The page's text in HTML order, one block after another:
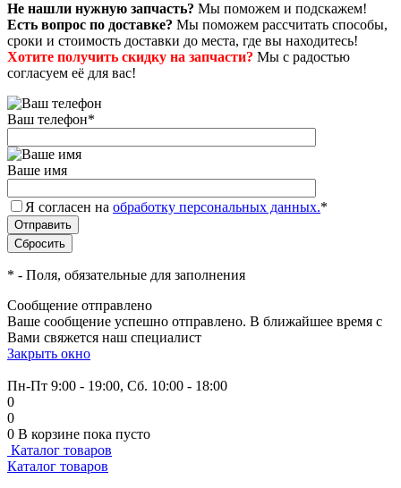
Не нашли нужную запчасть? Мы поможем и подскажем!
Есть вопрос по доставке? Мы поможем рассчитать способы,
сроки и стоимость доставки до места, где вы находитесь!
Хотите получить скидку на запчасти? Мы с радостью
согласуем её для вас!
Ваш телефон*
Ваше имя
Я согласен на обработку персональных данных.*
* - Поля, обязательные для заполнения
Сообщение отправлено
Ваше сообщение успешно отправлено. В ближайшее время с
Вами свяжется наш специалист
Закрыть окно
Пн-Пт 9:00 - 19:00, Сб. 10:00 - 18:00
0
0
0 В корзине пока пусто
Каталог товаров
Каталог товаров